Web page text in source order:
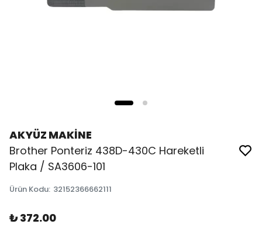
AKYÜZ MAKİNE
Brother Ponteriz 438D-430C Hareketli
Plaka / SA3606-101
Ürün Kodu: 32152366662111
₺ 372.00